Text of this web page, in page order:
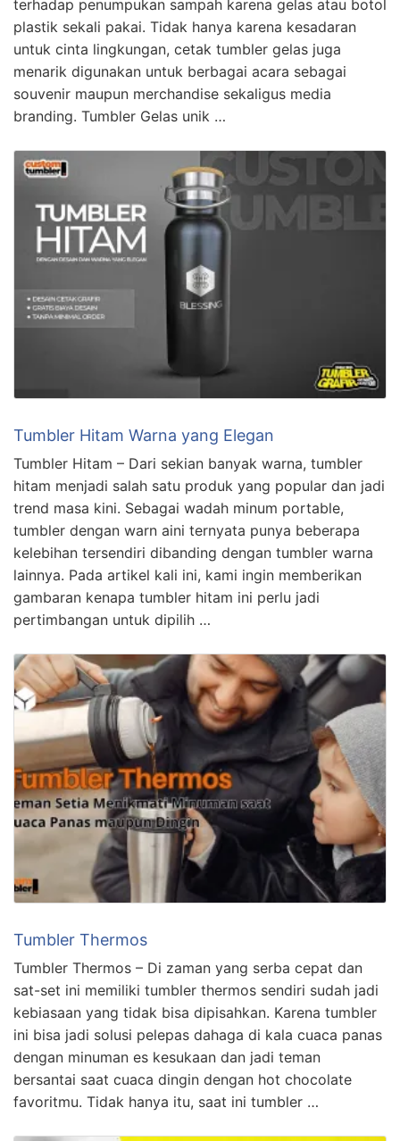
terhadap penumpukan sampah karena gelas atau botol
plastik sekali pakai. Tidak hanya karena kesadaran
untuk cinta lingkungan, cetak tumbler gelas juga
menarik digunakan untuk berbagai acara sebagai
souvenir maupun merchandise sekaligus media
branding. Tumbler Gelas unik …
Tumbler Hitam Warna yang Elegan
Tumbler Hitam – Dari sekian banyak warna, tumbler
hitam menjadi salah satu produk yang popular dan jadi
trend masa kini. Sebagai wadah minum portable,
tumbler dengan warn aini ternyata punya beberapa
kelebihan tersendiri dibanding dengan tumbler warna
lainnya. Pada artikel kali ini, kami ingin memberikan
gambaran kenapa tumbler hitam ini perlu jadi
pertimbangan untuk dipilih …
Tumbler Thermos
Tumbler Thermos – Di zaman yang serba cepat dan
sat-set ini memiliki tumbler thermos sendiri sudah jadi
kebiasaan yang tidak bisa dipisahkan. Karena tumbler
ini bisa jadi solusi pelepas dahaga di kala cuaca panas
dengan minuman es kesukaan dan jadi teman
bersantai saat cuaca dingin dengan hot chocolate
favoritmu. Tidak hanya itu, saat ini tumbler …